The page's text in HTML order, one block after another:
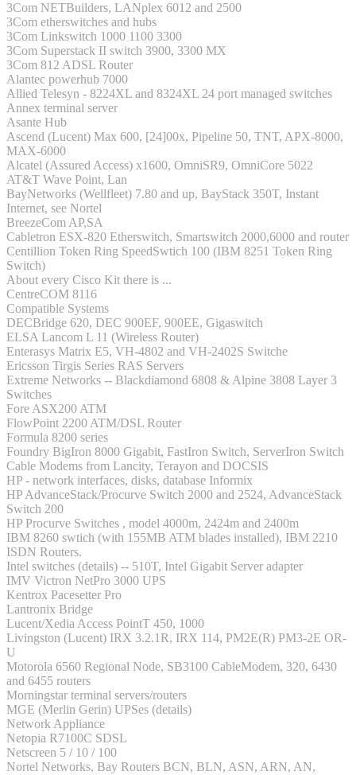
3Com NETBuilders, LANplex 6012 and 2500
3Com etherswitches and hubs
3Com Linkswitch 1000 1100 3300
3Com Superstack II switch 3900, 3300 MX
3Com 812 ADSL Router
Alantec powerhub 7000
Allied Telesyn - 8224XL and 8324XL 24 port managed switches
Annex terminal server
Asante Hub
Ascend (Lucent) Max 600, [24]00x, Pipeline 50, TNT, APX-8000,
MAX-6000
Alcatel (Assured Access) x1600, OmniSR9, OmniCore 5022
AT&T Wave Point, Lan
BayNetworks (Wellfleet) 7.80 and up, BayStack 350T, Instant
Internet, see Nortel
BreezeCom AP,SA
Cabletron ESX-820 Etherswitch, Smartswitch 2000,6000 and router
Centillion Token Ring SpeedSwtich 100 (IBM 8251 Token Ring
Switch)
About every Cisco Kit there is ...
CentreCOM 8116
Compatible Systems
DECBridge 620, DEC 900EF, 900EE, Gigaswitch
ELSA Lancom L 11 (Wireless Router)
Enterasys Matrix E5, VH-4802 and VH-2402S Switche
Ericsson Tirgis Series RAS Servers
Extreme Networks -- Blackdiamond 6808 & Alpine 3808 Layer 3
Switches
Fore ASX200 ATM
FlowPoint 2200 ATM/DSL Router
Formula 8200 series
Foundry BigIron 8000 Gigabit, FastIron Switch, ServerIron Switch
Cable Modems from Lancity, Terayon and DOCSIS
HP - network interfaces, disks, database Informix
HP AdvanceStack/Procurve Switch 2000 and 2524, AdvanceStack
Switch 200
HP Procurve Switches , model 4000m, 2424m and 2400m
IBM 8260 swtich (with 155MB ATM blades installed), IBM 2210
ISDN Routers.
Intel switches (details) -- 510T, Intel Gigabit Server adapter
IMV Victron NetPro 3000 UPS
Kentrox Pacesetter Pro
Lantronix Bridge
Lucent/Xedia Access PointT 450, 1000
Livingston (Lucent) IRX 3.2.1R, IRX 114, PM2E(R) PM3-2E OR-
U
Motorola 6560 Regional Node, SB3100 CableModem, 320, 6430
and 6455 routers
Morningstar terminal servers/routers
MGE (Merlin Gerin) UPSes (details)
Network Appliance
Netopia R7100C SDSL
Netscreen 5 / 10 / 100
Nortel Networks, Bay Routers BCN, BLN, ASN, ARN, AN,